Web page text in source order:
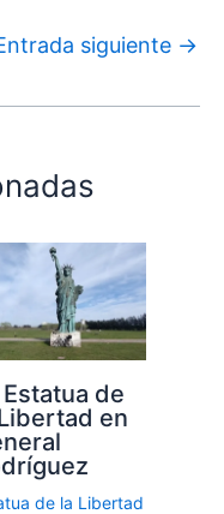
siguiente →
Estatua de
en
de la Libertad